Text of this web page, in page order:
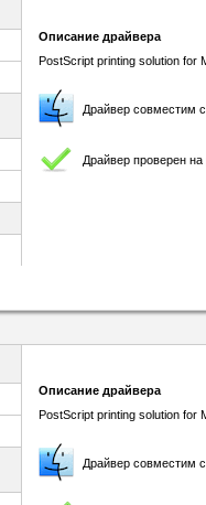
Описание драйвера
PostScript printing solution for
Драйвер совместим
Драйвер проверен на
Описание драйвера
PostScript printing solution for
Драйвер совместим